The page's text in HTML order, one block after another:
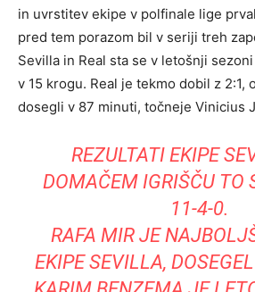
in uvrstitev ekipe v polfinale lige
pred tem porazom bil v seriji treh
Sevilla in Real sta se v letošnji
v 15 krogu. Real je tekmo dobil z 2:1,
dosegli v 87 minuti, točneje Vinicius
REZULTATI EKIPE
DOMAČEM IGRIŠČU TO
11-4-0.
RAFA MIR JE
EKIPE SEVILLA,